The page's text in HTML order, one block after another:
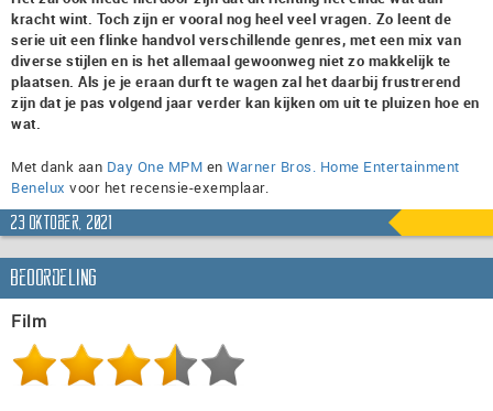
kracht wint. Toch zijn er vooral nog heel veel vragen. Zo leent de
serie uit een flinke handvol verschillende genres, met een mix van
diverse stijlen en is het allemaal gewoonweg niet zo makkelijk te
plaatsen. Als je je eraan durft te wagen zal het daarbij frustrerend
zijn dat je pas volgend jaar verder kan kijken om uit te pluizen hoe en
wat.
Met dank aan Day One MPM en Warner Bros. Home Entertainment
Benelux voor het recensie-exemplaar.
23 oktober, 2021
Beoordeling
Film